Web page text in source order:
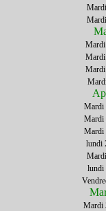
FLORIDE
Mardi
Mardi
Mardi
lundi
lundi
Mardi